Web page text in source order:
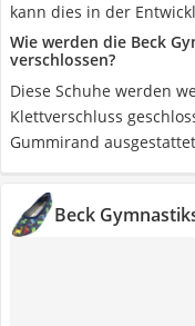
kann dies in der
Wie werden die Beck
verschlossen?
Diese Schuhe werden
Klettverschluss
Gummirand
Beck